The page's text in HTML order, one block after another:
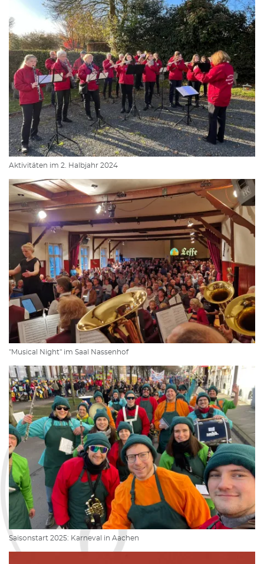
Aktivitäten im 2. Halbjahr 2024
"Musical Night" im Saal Nassenhof
Saisonstart 2025: Karneval in Aachen